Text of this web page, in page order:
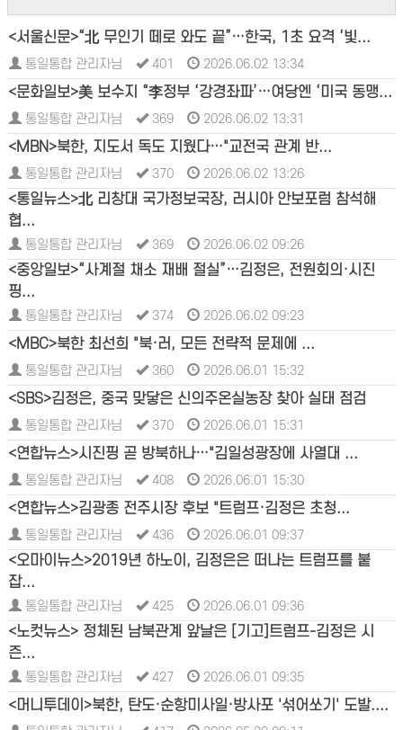
<서울신문>“北 무인기 떼로 와도 끝”…한국, 1초 요격 ‘빛...
통일통합 관리자님 401 2026.06.02 13:34
<문화일보>美 보수지 “李정부 ‘강경좌파’…여당엔 ‘미국 동맹...
통일통합 관리자님 369 2026.06.02 13:31
<MBN>북한, 지도서 독도 지웠다…"교전국 관계 반...
통일통합 관리자님 370 2026.06.02 13:26
<통일뉴스>北 리창대 국가정보국장, 러시아 안보포럼 참석해
협...
통일통합 관리자님 369 2026.06.02 09:26
<중앙일보>“사계절 채소 재배 절실”…김정은, 전원회의·시진
핑...
통일통합 관리자님 374 2026.06.02 09:23
<MBC>북한 최선희 "북·러, 모든 전략적 문제에 ...
통일통합 관리자님 360 2026.06.01 15:32
<SBS>김정은, 중국 맞닿은 신의주온실농장 찾아 실태 점검
통일통합 관리자님 370 2026.06.01 15:31
<연합뉴스>시진핑 곧 방북하나…"김일성광장에 사열대 ...
통일통합 관리자님 408 2026.06.01 15:30
<연합뉴스>김광종 전주시장 후보 "트럼프·김정은 초청...
통일통합 관리자님 436 2026.06.01 09:37
<오마이뉴스>2019년 하노이, 김정은은 떠나는 트럼프를 붙
잡...
통일통합 관리자님 425 2026.06.01 09:36
<노컷뉴스> 정체된 남북관계 앞날은 [기고]트럼프-김정은 시
즌...
통일통합 관리자님 427 2026.06.01 09:35
<머니투데이>북한, 탄도·순항미사일·방사포 '섞어쏘기' 도발....